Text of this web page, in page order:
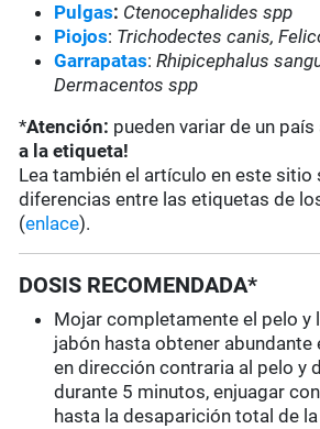
Pulgas: Ctenocephalides spp
Piojos: Trichodectes canis,
Garrapatas:Rhipicephalus
Dermacentos spp
*Atención: pueden variar de un país
a la etiqueta!
Lea también el artículo en este sitio
diferencias entre las etiquetas de
(enlace).
DOSIS RECOMENDADA*
Mojar completamente el pelo y
jabón hasta obtener abundante
en dirección contraria al pelo y
durante 5 minutos, enjuagar
hasta la desaparición total de